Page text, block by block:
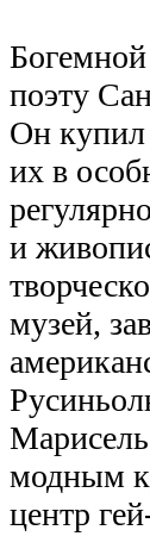
поэту
Он купил
их в
и
музей,
модным
центр